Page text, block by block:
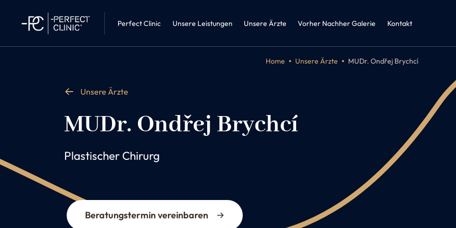
Perfect Clinic
Perfect Clinic • Liberec
Unsere Leistungen
AdipositastherapieUnsere Ärzte Vorher Nachher Galerie Kontakt
Home Unsere Ärzte MUDr. Ondřej Brychcí
Unsere Ärzte
MUDr. Ondřej Brychcí
Plastischer Chirurg
Beratungstermin vereinbaren